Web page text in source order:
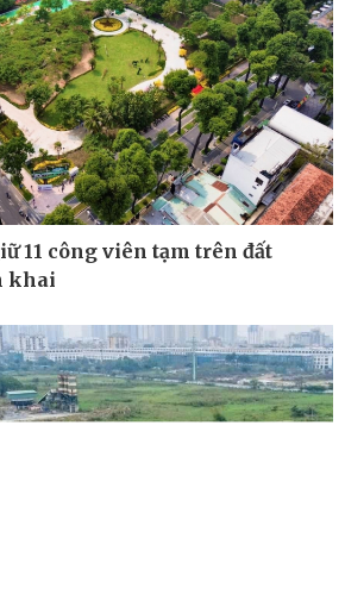
Thể thao
Pickleball
Bóng đá quốc tế
11 công viên tạm trên đất
khai